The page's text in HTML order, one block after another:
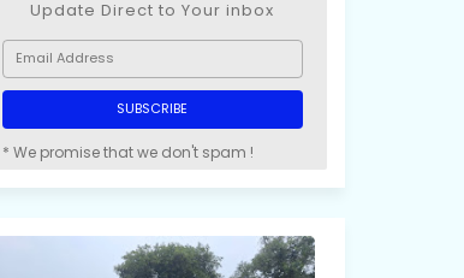
Update Direct to Your inbox
* We promise that we don't spam !